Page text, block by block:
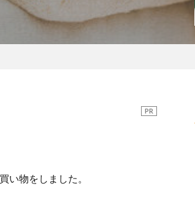
PR
い物をしました。